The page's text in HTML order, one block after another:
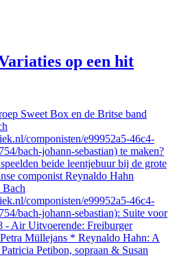
op een hit
Sweet Box en de Britse band
componisten/e99952a5-46c4-
bach-johann-sebastian) te maken?
beide leentjebuur bij de grote
componist Reynaldo Hahn
componisten/e99952a5-46c4-
bach-johann-sebastian): Suite voor
- Air Uitvoerende: Freiburger
Müllejans * Reynaldo Hahn: A
Petibon, sopraan & Susan